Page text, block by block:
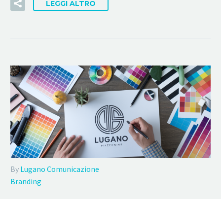
LEGGI ALTRO
By Lugano Comunicazione
Branding